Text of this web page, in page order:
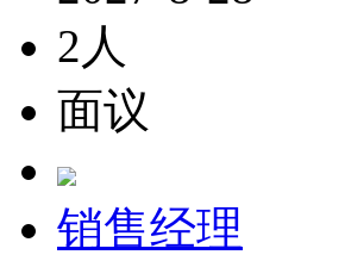
2人
面议
销售经理